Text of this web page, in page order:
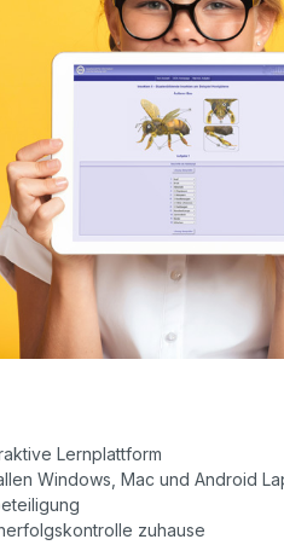
Lernplattform
Windows, Mac und Android
zuhause